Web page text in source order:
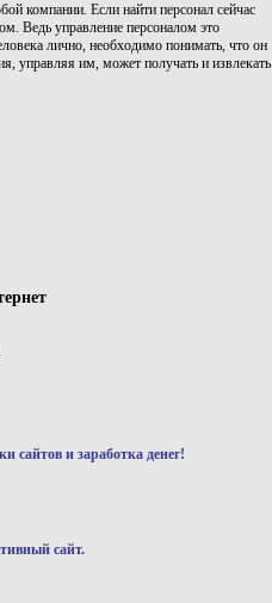
компании. Если найти персонал сейчас
Ведь управление персоналом это
лично, необходимо понимать, что он
управляя им, может получать и извлекать
сайтов и заработка денег!
сайт.